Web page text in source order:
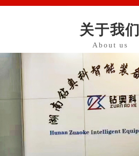
关于我们